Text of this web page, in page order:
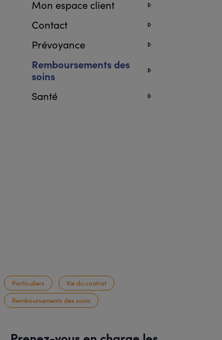
Mon espace client
Contact
Prévoyance
Remboursements des
soins
Santé
Particuliers
Vie du contrat
Remboursements des soins